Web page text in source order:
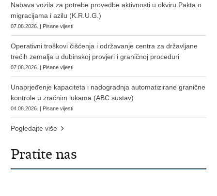
Nabava vozila za potrebe provedbe aktivnosti u okviru Pakta o
migracijama i azilu (K.R.U.G.)
07.08.2026. | Pisane vijesti
Operativni troškovi čišćenja i održavanje centra za državljane
trećih zemalja u dubinskoj provjeri i graničnoj proceduri
07.08.2026. | Pisane vijesti
Unaprjeđenje kapaciteta i nadogradnja automatizirane granične
kontrole u zračnim lukama (ABC sustav)
04.08.2026. | Pisane vijesti
Pogledajte više
Pratite nas